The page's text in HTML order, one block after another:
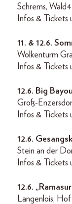
Schrems,
Infos & Tickets
11. & 12.6.
Wolkenturm
Infos & Tickets
12.6. Big
Groß-
Infos & Tickets
12.6.
Stein an der
Infos & Tickets
12.6.
Langenlois,